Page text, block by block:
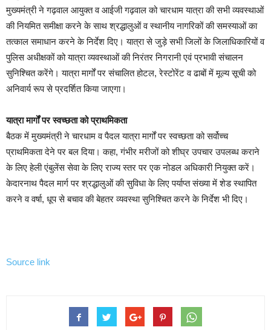
मुख्यमंत्री ने गढ़वाल आयुक्त व आईजी गढ़वाल को चारधाम यात्रा की सभी व्यवस्थाओं
की नियमित समीक्षा करने के साथ श्रद्धालुओं व स्थानीय नागरिकों की समस्याओं का
तत्काल समाधान करने के निर्देश दिए। यात्रा से जुड़े सभी जिलों के जिलाधिकारियों व
पुलिस अधीक्षकों को यात्रा व्यवस्थाओं की निरंतर निगरानी एवं प्रभावी संचालन
सुनिश्चित करेंगे। यात्रा मार्गों पर संचालित होटल, रेस्टोरेंट व ढाबों में मूल्य सूची को
अनिवार्य रूप से प्रदर्शित किया जाएगा।
यात्रा मार्गों पर स्वच्छता को प्राथमिकता
बैठक में मुख्यमंत्री ने चारधाम व पैदल यात्रा मार्गों पर स्वच्छता को सर्वोच्च
प्राथमिकता देने पर बल दिया। कहा, गंभीर मरीजों को शीघ्र उपचार उपलब्ध कराने
के लिए हेली एंबुलेंस सेवा के लिए राज्य स्तर पर एक नोडल अधिकारी नियुक्त करें।
केदारनाथ पैदल मार्ग पर श्रद्धालुओं की सुविधा के लिए पर्याप्त संख्या में शेड स्थापित
करने व वर्षा, धूप से बचाव की बेहतर व्यवस्था सुनिश्चित करने के निर्देश भी दिए।
Source link